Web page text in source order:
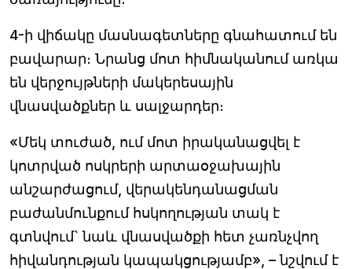
4-ի վիճակը մասնագետները գնահատում են
բավարար։ Նրանց մոտ հիմնականում առկա
են վերջույթների մակերեսային
վնասվածքներ և սալջարդեր։
«Մեկ տուժած, ում մոտ իրականացվել է
կոտրված ոսկրերի արտաօջախային
անշարժացում, վերակենդանացման
բաժանմունքում հսկողության տակ է
գտնվում` նաև վնասվածքի հետ չառնչվող
հիվանդության կապակցությամբ», – նշվում է